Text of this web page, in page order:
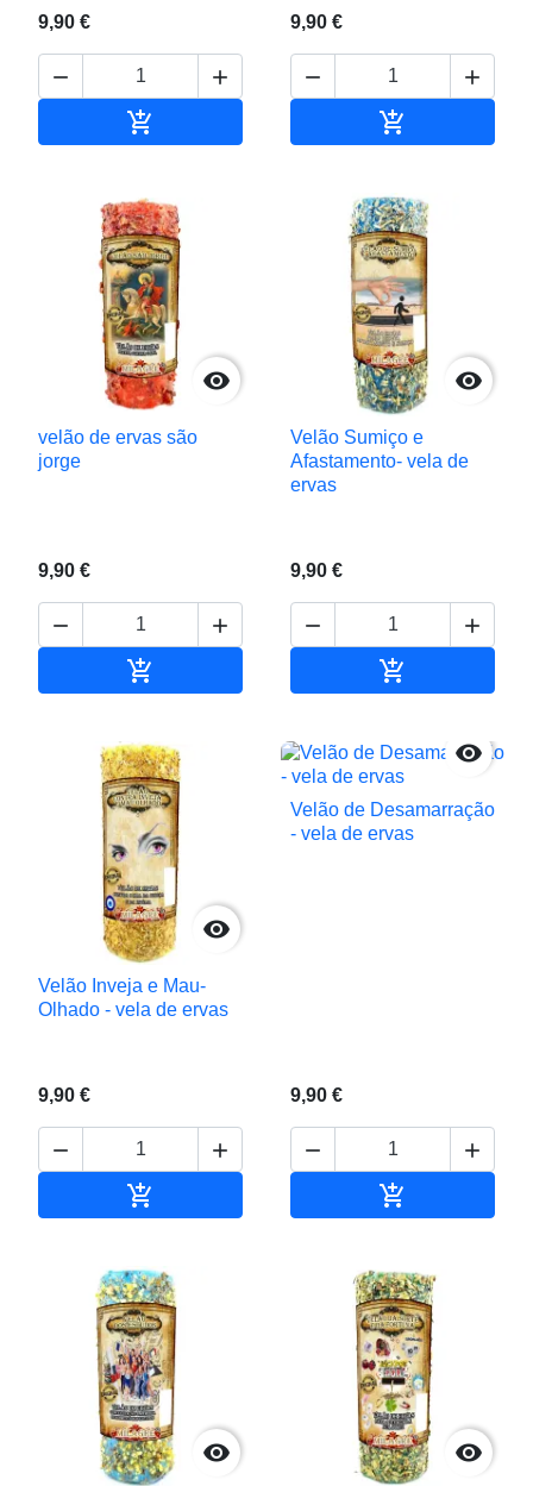
9,90 €
 

9,90 €
 


velão de ervas são
jorge
9,90 €
 


Velão Sumiço e
Afastamento- vela de
ervas
9,90 €
 


Velão Inveja e Mau-
Olhado - vela de ervas
9,90 €
 


Velão de Desamarração
- vela de ervas
9,90 €
 

 